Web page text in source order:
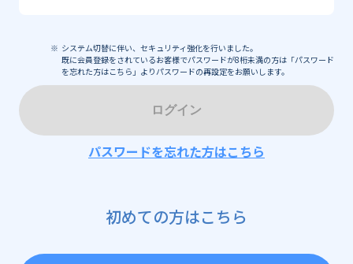
システム切替に伴い、セキュリティ強化を行いました。
既に会員登録をされているお客様でパスワードが8桁未満の方は「パスワード
を忘れた方はこちら」よりパスワードの再設定をお願いします。
ログイン
パスワードを忘れた方はこちら
初めての方はこちら